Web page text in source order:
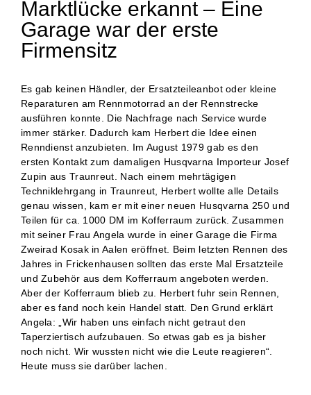
Marktlücke erkannt – Eine
Garage war der erste
Firmensitz
Es gab keinen Händler, der Ersatzteileanbot oder kleine
Reparaturen am Rennmotorrad an der Rennstrecke
ausführen konnte. Die Nachfrage nach Service wurde
immer stärker. Dadurch kam Herbert die Idee einen
Renndienst anzubieten. Im August 1979 gab es den
ersten Kontakt zum damaligen Husqvarna Importeur Josef
Zupin aus Traunreut. Nach einem mehrtägigen
Techniklehrgang in Traunreut, Herbert wollte alle Details
genau wissen, kam er mit einer neuen Husqvarna 250 und
Teilen für ca. 1000 DM im Kofferraum zurück. Zusammen
mit seiner Frau Angela wurde in einer Garage die Firma
Zweirad Kosak in Aalen eröffnet. Beim letzten Rennen des
Jahres in Frickenhausen sollten das erste Mal Ersatzteile
und Zubehör aus dem Kofferraum angeboten werden.
Aber der Kofferraum blieb zu. Herbert fuhr sein Rennen,
aber es fand noch kein Handel statt. Den Grund erklärt
Angela: „Wir haben uns einfach nicht getraut den
Taperziertisch aufzubauen. So etwas gab es ja bisher
noch nicht. Wir wussten nicht wie die Leute reagieren“.
Heute muss sie darüber lachen.